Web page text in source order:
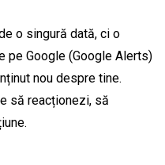
o singură dată, ci o
pe Google (Google Alerts)
nou despre tine.
să reacționezi, să